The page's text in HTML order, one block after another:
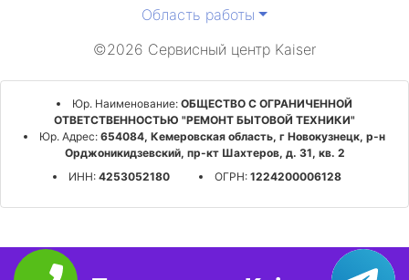
Область работы
©2026 Сервисный центр Kaiser
Юр. Наименование: ОБЩЕСТВО С ОГРАНИЧЕННОЙ
ОТВЕТСТВЕННОСТЬЮ "РЕМОНТ БЫТОВОЙ ТЕХНИКИ"
Юр. Адрес: 654084, Кемеровская область, г Новокузнецк, р-н
Орджоникидзевский, пр-кт Шахтеров, д. 31, кв. 2
ИНН: 4253052180 ОГРН: 1224200006128